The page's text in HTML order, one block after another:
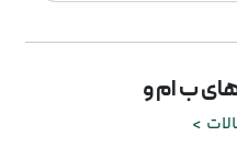
ب ام و
>